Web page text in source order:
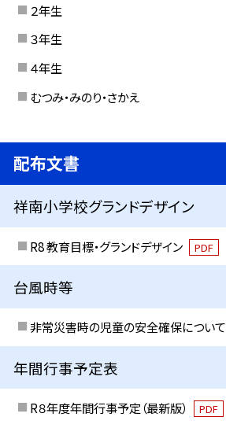
２年生
３年生
４年生
むつみ・みのり・さかえ
配布文書
祥南小学校グランドデザイン
R8 教育目標・グランドデザイン PDF
台風時等
非常災害時の児童の安全確保について
年間行事予定表
R８年度年間行事予定（最新版） PDF